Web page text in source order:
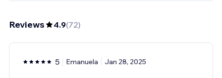
Reviews 4.9(72)
5 Emanuela Jan 28, 2025